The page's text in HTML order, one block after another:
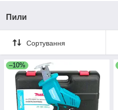
Пили
Сортування
–10%